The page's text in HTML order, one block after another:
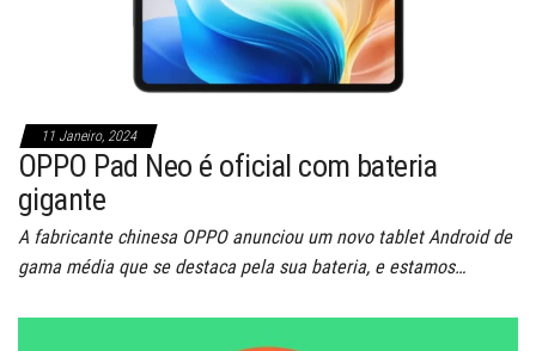
11 Janeiro, 2024
OPPO Pad Neo é oficial com bateria
gigante
A fabricante chinesa OPPO anunciou um novo tablet Android de
gama média que se destaca pela sua bateria, e estamos…